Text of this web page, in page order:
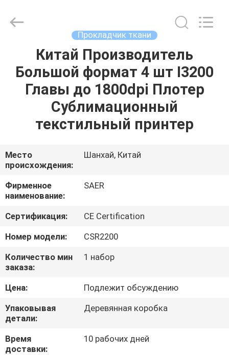
ГЛАВНАЯ
СТРАНИЦА
ПРОДУКЦИЯ
О
КОМПАНИИ
НАША
ФАБРИКА
КОНТРОЛЬ
КАЧЕСТВА
КОНТАКТНЫЕ
ДАННЫЕ
Supplier
Прокладчик ткани
Китай Производитель
Большой формат 4 шт I3200
Главы до 1800dpi Плотер
Сублимационный
текстильный принтер
Место
происхождения:
Шанхай, Китай
Фирменное
наименование:
SAER
Сертификация:
CE Certification
Номер модели:
CSR2200
Количество мин
заказа:
1 набор
Цена:
Подлежит обсуждению
Упаковывая
детали:
Деревянная коробка
Время
доставки:
10 рабочих дней